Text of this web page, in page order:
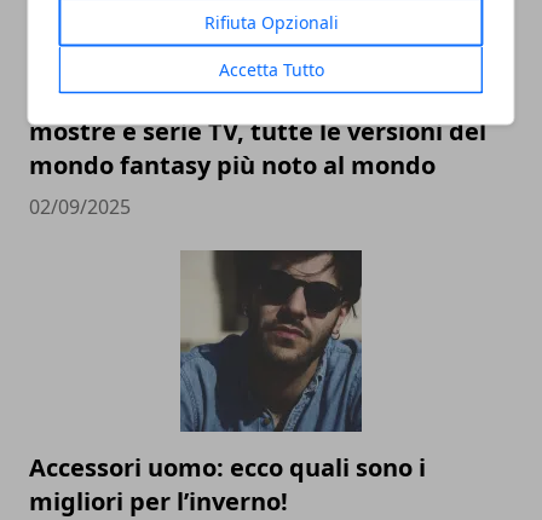
Rifiuta Opzionali
Accetta Tutto
L’universo Harry Potter: libri, film,
mostre e serie TV, tutte le versioni del
mondo fantasy più noto al mondo
02/09/2025
Accessori uomo: ecco quali sono i
migliori per l’inverno!